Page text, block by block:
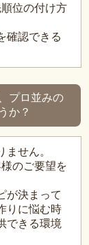
位の付け方
確認できる
プロ並みの
か？
ません。
のご要望を
が決まって
りに悩む時
できる環境